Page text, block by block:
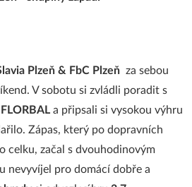
Plzeň & FbC Plzeň za sebou
V sobotu si zvládli poradit s
a připsali si vysokou výhru
Zápas, který po dopravních
celku, začal s dvouhodinovým
nevyvíjel pro domácí dobře a